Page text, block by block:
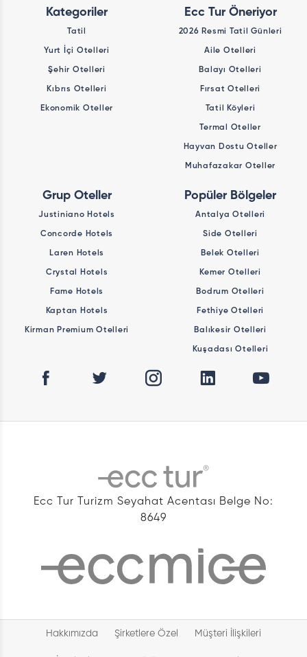
Kategoriler
Tatil
Yurt İçi Otelleri
Şehir Otelleri
Kıbrıs Otelleri
Ekonomik Oteller
Ecc Tur Öneriyor
2026 Resmi Tatil Günleri
Aile Otelleri
Balayı Otelleri
Fırsat Otelleri
Tatil Köyleri
Termal Oteller
Hayvan Dostu Oteller
Muhafazakar Oteller
Grup Oteller
Justiniano Hotels
Concorde Hotels
Laren Hotels
Crystal Hotels
Fame Hotels
Kaptan Hotels
Kirman Premium Otelleri
Popüler Bölgeler
Antalya Otelleri
Side Otelleri
Belek Otelleri
Kemer Otelleri
Bodrum Otelleri
Fethiye Otelleri
Balıkesir Otelleri
Kuşadası Otelleri
Ecc Tur Turizm Seyahat Acentası Belge No:
8649
Hakkımızda Şirketlere Özel Müşteri İlişkileri